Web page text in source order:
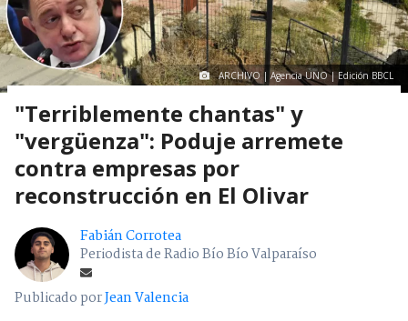
ARCHIVO | Agencia UNO | Edición BBCL
"Terriblemente chantas" y
"vergüenza": Poduje arremete
contra empresas por
reconstrucción en El Olivar
Fabián Corrotea
Periodista de Radio Bío Bío Valparaíso
Publicado porJean Valencia